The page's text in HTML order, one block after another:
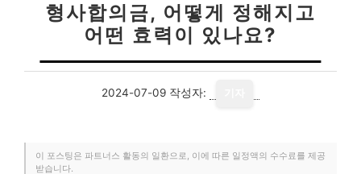
형사합의금, 어떻게 정해지고
어떤 효력이 있나요?
2024-07-09 작성자:
이 포스팅은 파트너스 활동의 일환으로, 이에 따른 일정액의 수수료를 제공
받습니다.